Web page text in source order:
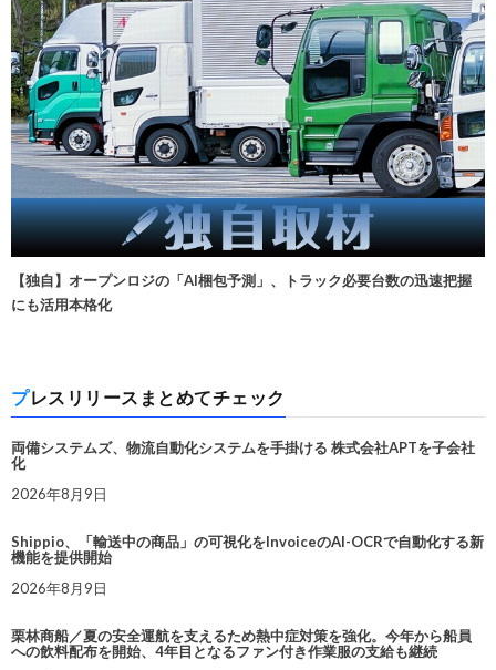
【独自】オープンロジの「AI梱包予測」、トラック必要台数の迅速把握
にも活用本格化
プレスリリースまとめてチェック
両備システムズ、物流自動化システムを手掛ける 株式会社APTを子会社
化
2026年8月9日
Shippio、「輸送中の商品」の可視化をInvoiceのAI-OCRで自動化する新
機能を提供開始
2026年8月9日
栗林商船／夏の安全運航を支えるため熱中症対策を強化。今年から船員
への飲料配布を開始、4年目となるファン付き作業服の支給も継続